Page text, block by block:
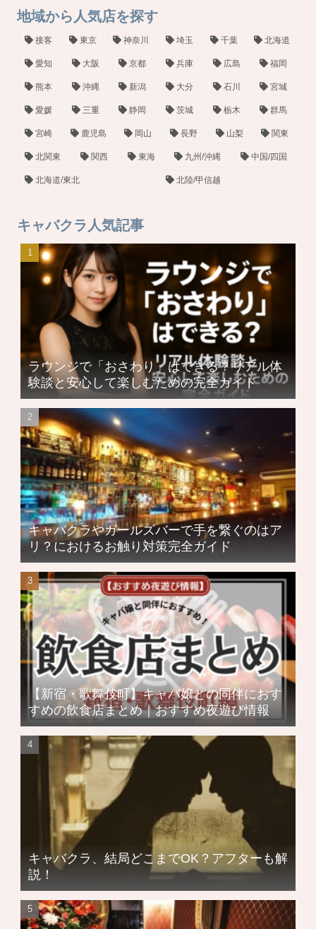
地域から人気店を探す
接客 東京 神奈川 埼玉 千葉 北海道
愛知 大阪 京都 兵庫 広島 福岡
熊本 沖縄 新潟 大分 石川 宮城
愛媛 三重 静岡 茨城 栃木 群馬
宮崎 鹿児島 岡山 長野 山梨 関東
北関東 関西 東海 九州/沖縄 中国/四国
北海道/東北 北陸/甲信越
キャバクラ人気記事
ラウンジで「おさわり」はできる？リアル体
験談と安心して楽しむための完全ガイド
キャバクラやガールズバーで手を繋ぐのはア
リ？におけるお触り対策完全ガイド
【新宿・歌舞伎町】キャバ嬢との同伴におす
すめの飲食店まとめ｜おすすめ夜遊び情報
キャバクラ、結局どこまでOK？アフターも解
説！